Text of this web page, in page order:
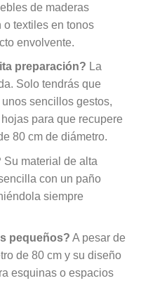
de maderas
o textiles en tonos
envolvente.
preparación? La
Solo tendrás que
sencillos gestos,
para que recupere
80 cm de diámetro.
Su material de alta
con un paño
siempre
pequeños? A pesar de
de 80 cm y su diseño
esquinas o espacios